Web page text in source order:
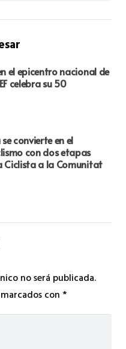
el epicentro nacional de
celebra su 50
convierte en el
con dos etapas
Ciclista a la Comunitat
no será publicada.
con*